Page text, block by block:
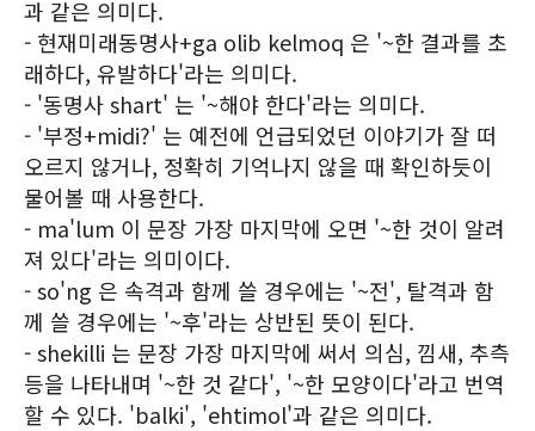
과 같은 의미다.
- 현재미래동명사+ga olib kelmoq 은 '~한 결과를 초
래하다, 유발하다'라는 의미다.
- '동명사 shart' 는 '~해야 한다'라는 의미다.
- '부정+midi?' 는 예전에 언급되었던 이야기가 잘 떠
오르지 않거나, 정확히 기억나지 않을 때 확인하듯이
물어볼 때 사용한다.
- ma'lum 이 문장 가장 마지막에 오면 '~한 것이 알려
져 있다'라는 의미이다.
- so'ng 은 속격과 함께 쓸 경우에는 '~전', 탈격과 함
께 쓸 경우에는 '~후'라는 상반된 뜻이 된다.
- shekilli 는 문장 가장 마지막에 써서 의심, 낌새, 추측
등을 나타내며 '~한 것 같다', '~한 모양이다'라고 번역
할 수 있다. 'balki', 'ehtimol'과 같은 의미다.